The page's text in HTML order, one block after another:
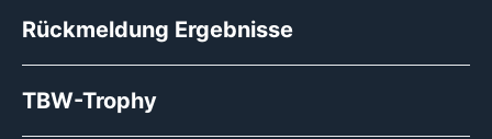
Rückmeldung Ergebnisse
TBW-Trophy